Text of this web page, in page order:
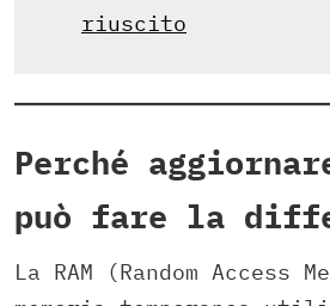
riuscito
Perché
può fare la
La RAM (Random Access